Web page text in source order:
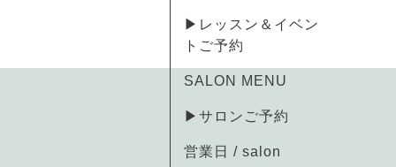
▶レッスン＆イベン
トご予約
SALON MENU
▶サロンご予約
営業日 / salon